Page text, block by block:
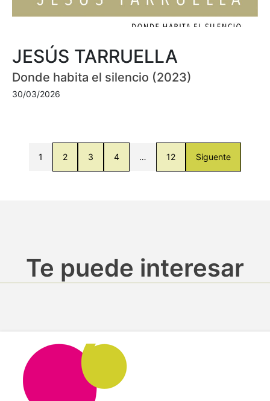
JESÚS TARRUELLA
Donde habita el silencio (2023)
30/03/2026
1 2 3 4 … 12 Siguente
Te puede interesar